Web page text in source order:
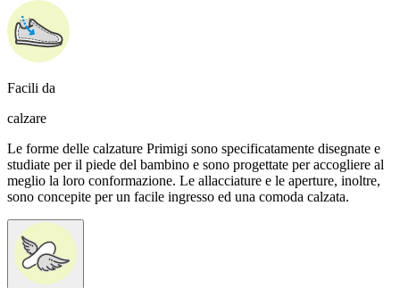
Facili da
calzare
Le forme delle calzature Primigi sono specificatamente disegnate e
studiate per il piede del bambino e sono progettate per accogliere al
meglio la loro conformazione. Le allacciature e le aperture, inoltre,
sono concepite per un facile ingresso ed una comoda calzata.